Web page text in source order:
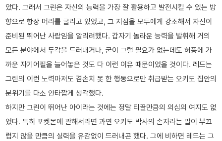
았다. 그래서 그린은 자신의 능력을 가장 잘 활용하고 발전시킬 수 있는 방
향으로 항상 머리를 굴리고 있었고, 그 지점을 모두에게 강조해서 자신이
준비된 뛰어난 사람임을 알리려했다. 갑자기 놀라운 능력을 발휘해 거의
모든 분야에서 두각을 드러내거나, 굳이 그럴 필요가 없는데도 허풍에 가
까운 자기어필을 늘어놓은 것도 다 이런 이유 때문이었을 것이다. 레드는
그린의 이런 노력마저도 겸손치 못 한 행동으로만 취급받는 오키도 집안의
분위기를 다소 안타깝게 생각했다.
하지만 그린이 뛰어난 아이라는 것에는 정말 티끌만큼의 의심의 여지도 없
었다. 특히 포켓몬에 관해서라면 과연 오키도 박사의 손자라는 말이 부끄
럽지 않을 만큼의 실력을 유감없이 드러내곤 했다. 그에 비하면 레드는 그